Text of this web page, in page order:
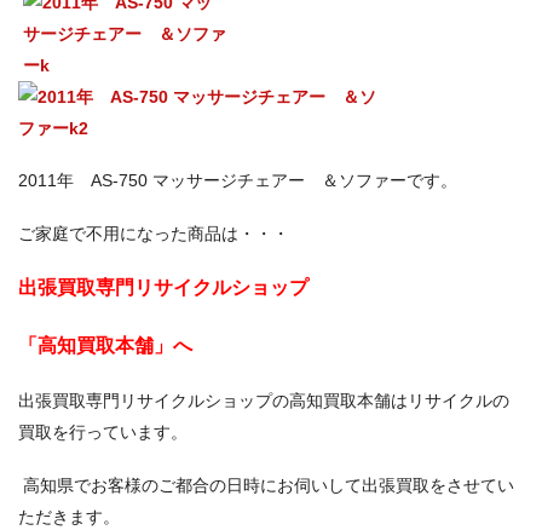
2011年 AS-750 マッサージチェアー ＆ソファーです。
ご家庭で不用になった商品は・・・
出張買取専門リサイクルショップ
「高知買取本舗」へ
出張買取専門リサイクルショップの高知買取本舗はリサイクルの
買取を行っています。
高知県でお客様のご都合の日時にお伺いして出張買取をさせてい
ただきます。